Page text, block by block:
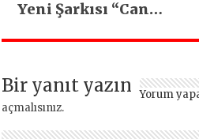
Yeni Şarkısı “Canın
İlgi Gördü!..
Bir yanıt yazın Yorum
açmalısınız.